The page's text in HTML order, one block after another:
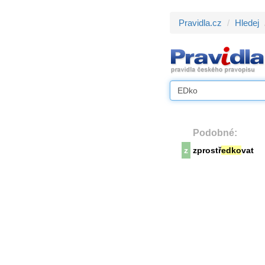
Pravidla.cz Hledej
Podobné:
z zprostředkovat